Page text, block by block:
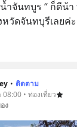
ำจันทบูร “ ก็ดีน้
วัดจันทบุรีเลยค่ะ
• ติดตาม
• ท่องเที่ยว
ง